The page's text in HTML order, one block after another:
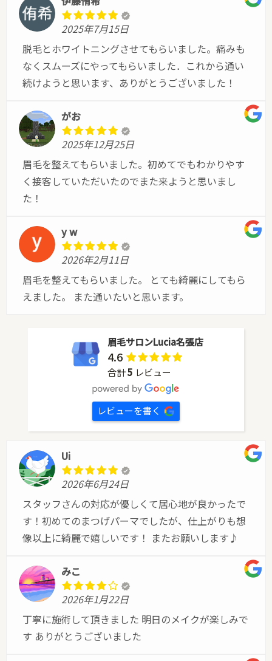
2025年7月15日
脱毛とホワイトニングさせてもらいました。痛みも
なくスムーズにやってもらいました．これから通い
続けようと思います、ありがとうございました！
がお
2025年12月25日
眉毛を整えてもらいました。初めてでもわかりやす
く接客していただいたのでまた来ようと思いまし
た！
y w
2026年2月11日
眉毛を整えてもらいました。 とても綺麗にしてもら
えました。 また通いたいと思います。
眉毛サロンLucia名張店
4.6
合計5 レビュー
レビューを書く
Ui
2026年6月24日
スタッフさんの対応が優しくて居心地が良かったで
す！初めてのまつげパーマでしたが、仕上がりも想
像以上に綺麗で嬉しいです！ またお願いします♪
みこ
2026年1月22日
丁寧に施術して頂きました 明日のメイクが楽しみで
す ありがとうございました